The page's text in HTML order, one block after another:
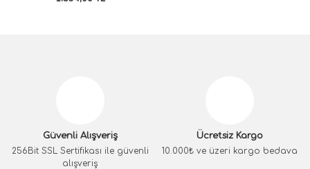
Güvenli Alışveriş
256Bit SSL Sertifikası ile güvenli
alışveriş
Ücretsiz Kargo
10.000₺ ve üzeri kargo bedava